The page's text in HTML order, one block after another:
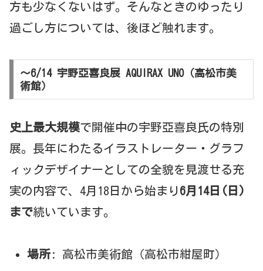
方も少なくないはず。そんなときのゆったり
過ごし方については、後ほど触れます。
〜6/14 宇野亞喜良展 AQUIRAX UNO（高松市美
術館）
史上最大規模で開催中の宇野亞喜良氏の特別
展。長年にわたるイラストレーター・グラフ
ィックデザイナーとしての全貌を見渡せる充
実の内容で、4月18日から始まり 6月14日(日)
まで続いています。
場所 : 高松市美術館（高松市紺屋町）